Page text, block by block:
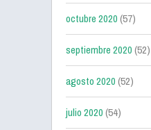
octubre 2020(57)
septiembre 2020(52)
agosto 2020(52)
julio 2020(54)